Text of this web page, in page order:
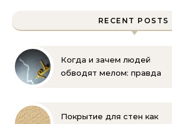
RECENT POSTS
Когда и зачем людей
обводят мелом: правда
Покрытие для стен как